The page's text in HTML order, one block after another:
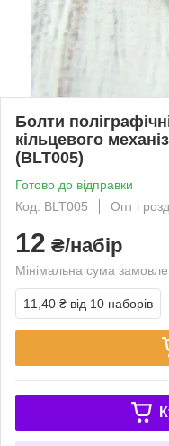
Болти
кільцевого
(BLT005)
Готово до відправки
Код: BLT005
Опт і
12 ₴/набір
Мінімальна сума
11,40 ₴ від 10 наборів